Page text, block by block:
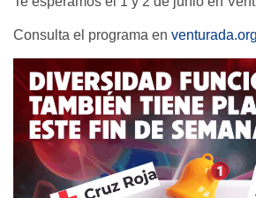
Consulta el programa en